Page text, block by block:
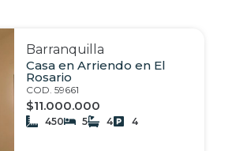
Barranquilla
Casa en Arriendo en El
Rosario
COD. 59661
$11.000.000
450 5 4 4